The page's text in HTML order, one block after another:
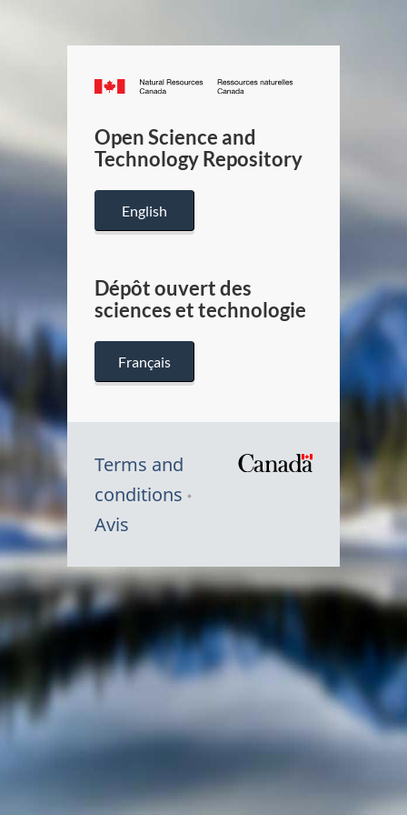
Canada.ca
/
Canada
Open Science and
Technology Repository
English
Dépôt ouvert des
sciences et technologie
Français
Terms and
conditions
Avis
Symbole
du
Canada